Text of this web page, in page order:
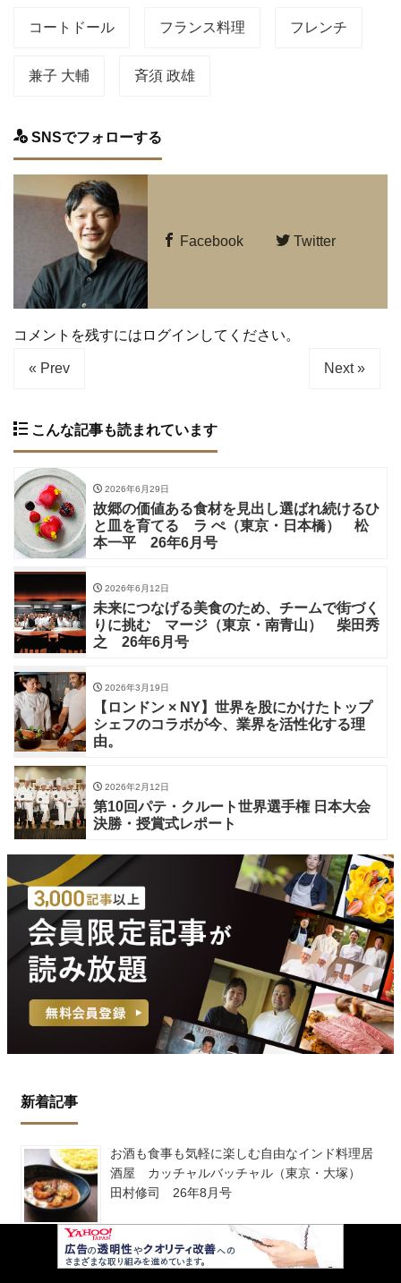
コートドール フランス料理 フレンチ
兼子 大輔 斉須 政雄
SNSでフォローする
Facebook Twitter
コメントを残すにはログインしてください。
« Prev Next »
こんな記事も読まれています
2026年6月29日
故郷の価値ある食材を見出し選ばれ続けるひ
と皿を育てる ラ ぺ（東京・日本橋） 松
本一平 26年6月号
2026年6月12日
未来につなげる美食のため、チームで街づく
りに挑む マージ（東京・南青山） 柴田秀
之 26年6月号
2026年3月19日
【ロンドン × NY】世界を股にかけたトップ
シェフのコラボが今、業界を活性化する理
由。
2026年2月12日
第10回パテ・クルート世界選手権 日本大会
決勝・授賞式レポート
新着記事
お酒も食事も気軽に楽しむ自由なインド料理居
酒屋 カッチャルバッチャル（東京・大塚）
田村修司 26年8月号
スリランカカレーの伝道師、満を持して実店舗